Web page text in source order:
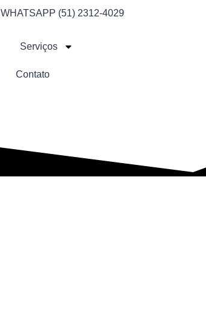
WHATSAPP (51) 2312-4029
Serviços
Contato